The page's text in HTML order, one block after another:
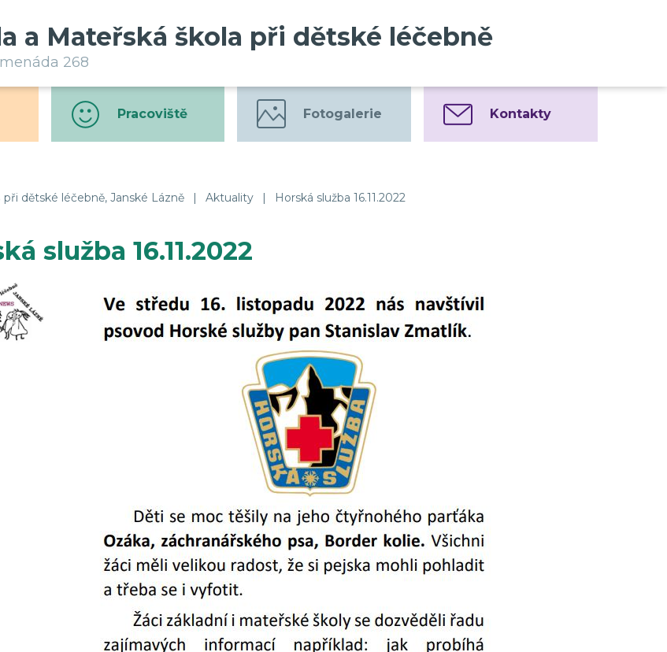
a Mateřská škola při dětské léčebně
268
Pracoviště Fotogalerie Kontakty
při dětské léčebně, Janské Lázně | Aktuality | Horská služba 16.11.2022
služba 16.11.2022